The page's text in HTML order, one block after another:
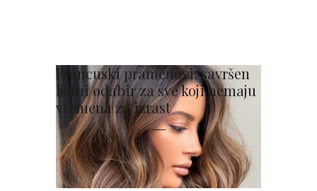
Francuski pramenovi: savršen
ljetni odabir za sve koji nemaju
vremena za izrast